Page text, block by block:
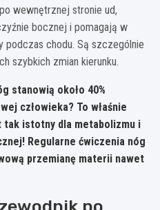
wewnętrznej stronie ud,
bocznej i pomagają w
podczas chodu. Są szczególnie
szybkich zmian kierunku.
stanowią około 40%
człowieka? To właśnie
istotny dla metabolizmu i
Regularne ćwiczenia nóg
przemianę materii nawet